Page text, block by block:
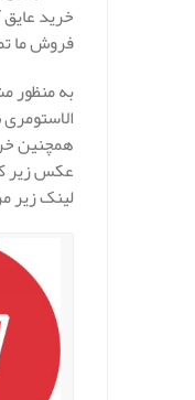
خرید
فروش ما
به منظور
همچنین
عکس زیر
لینک زیر